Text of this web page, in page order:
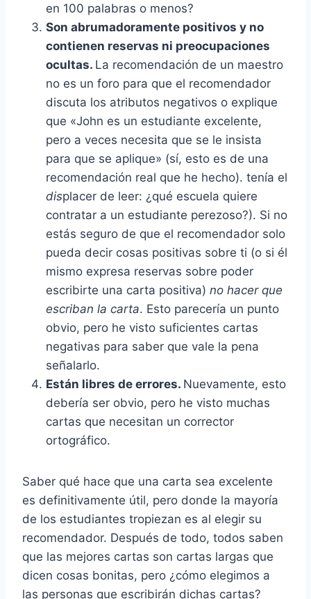
en 100 palabras o menos?
Son abrumadoramente positivos y no
contienen reservas ni preocupaciones
ocultas. La recomendación de un maestro
no es un foro para que el recomendador
discuta los atributos negativos o explique
que «John es un estudiante excelente,
pero a veces necesita que se le insista
para que se aplique» (sí, esto es de una
recomendación real que he hecho). tenía el
displacer de leer: ¿qué escuela quiere
contratar a un estudiante perezoso?). Si no
estás seguro de que el recomendador solo
pueda decir cosas positivas sobre ti (o si él
mismo expresa reservas sobre poder
escribirte una carta positiva) no hacer que
escriban la carta. Esto parecería un punto
obvio, pero he visto suficientes cartas
negativas para saber que vale la pena
señalarlo.
Están libres de errores. Nuevamente, esto
debería ser obvio, pero he visto muchas
cartas que necesitan un corrector
ortográfico.
Saber qué hace que una carta sea excelente
es definitivamente útil, pero donde la mayoría
de los estudiantes tropiezan es al elegir su
recomendador. Después de todo, todos saben
que las mejores cartas son cartas largas que
dicen cosas bonitas, pero ¿cómo elegimos a
las personas que escribirán dichas cartas?